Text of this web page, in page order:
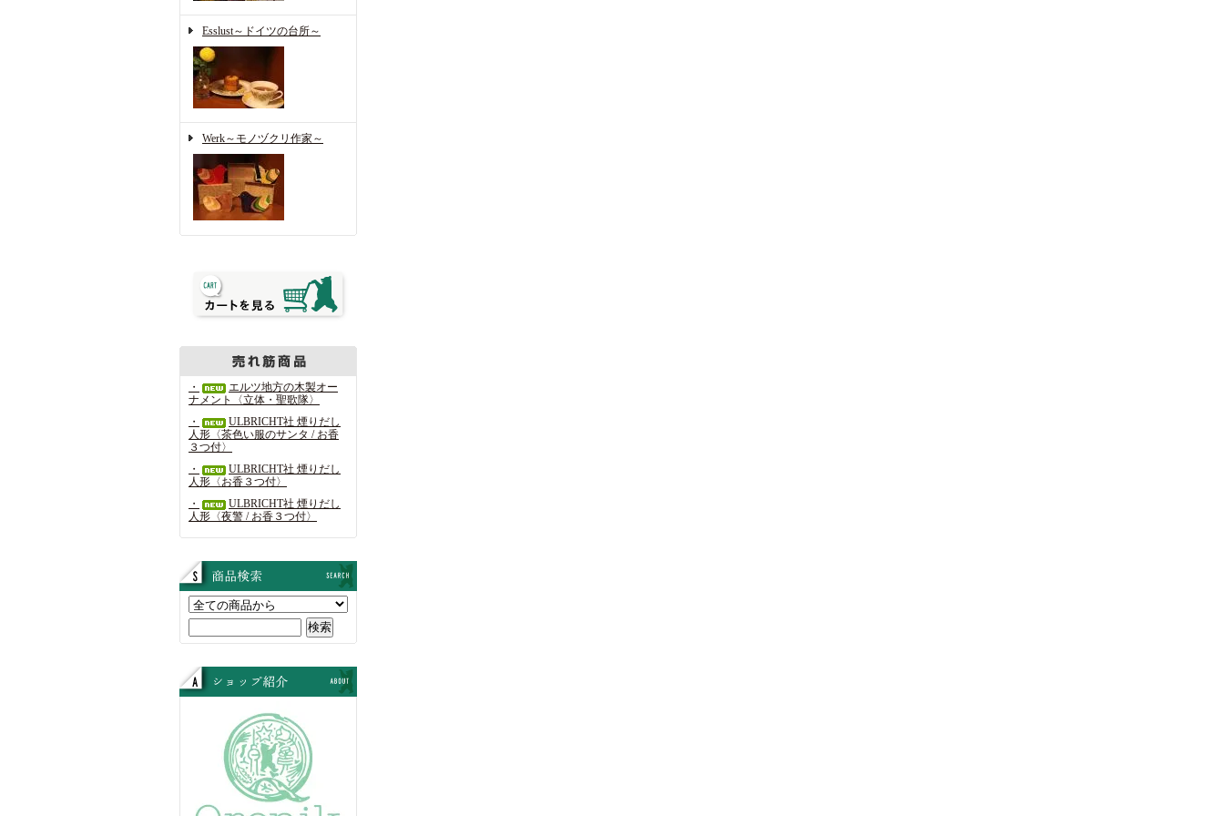
Esslust～ドイツの台所～
Werk～モノヅクリ作家～
・
エルツ地方の木製オー
ナメント〈立体・聖歌隊〉
・
ULBRICHT社 煙りだし
人形〈茶色い服のサンタ / お香
３つ付〉
・
ULBRICHT社 煙りだし
人形〈お香３つ付〉
・
ULBRICHT社 煙りだし
人形〈夜警 / お香３つ付〉